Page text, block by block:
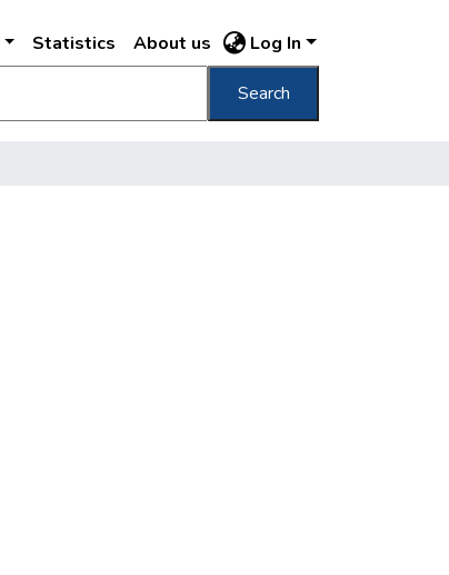
Statistics About us Log In
Search